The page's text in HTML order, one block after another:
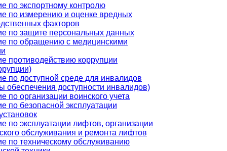
по экспортному контролю
по измерению и оценке вредных
факторов
по защите персональных данных
по обращению с медицинскими
противодействию коррупции
по доступной среде для инвалидов
обеспечения доступности инвалидов)
по организации воинского учета
по безопасной эксплуатации
по эксплуатации лифтов, организации
обслуживания и ремонта лифтов
по техническому обслуживанию